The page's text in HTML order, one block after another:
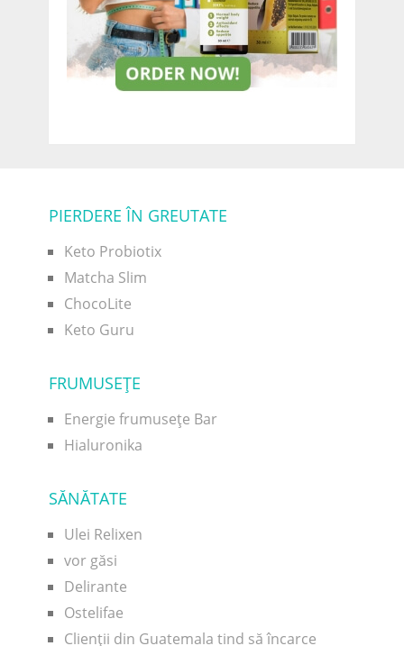
PIERDERE ÎN GREUTATE
Keto Probiotix
Matcha Slim
ChocoLite
Keto Guru
FRUMUSEŢE
Energie frumusețe Bar
Hialuronika
SĂNĂTATE
Ulei Relixen
vor găsi
Delirante
Ostelifae
Clienții din Guatemala tind să încarce